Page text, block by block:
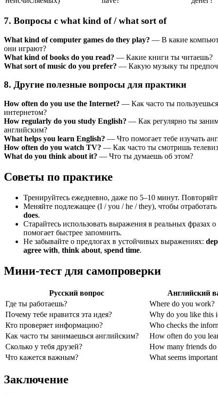
7. Вопросы с what kind of / what sort of
What kind of computer games do they play? — В какие
они играют?
What kind of books do you read? — Какие книги ты читаешь?
What sort of music do you prefer? — Какую музыку ты
8. Другие полезные вопросы для практики
How often do you use the Internet? — Как часто ты пользуешься
интернетом?
How regularly do you study English? — Как регулярно ты
английским?
What helps you learn English? — Что помогает тебе изучать
How often do you watch TV? — Как часто ты смотришь
What do you think about it? — Что ты думаешь об этом?
Советы по практике
Тренируйтесь ежедневно, даже по 5–10 минут.
Меняйте подлежащее (I / you / he / they), чтобы
does.
Старайтесь использовать выражения в реальных фразах
помогает быстрее запомнить.
Не забывайте о предлогах в устойчивых выражениях:
agree with, think about, spend time.
Мини-тест для самопроверки
Русский вопрос
Английский
Где ты работаешь?
Where do you work?
Почему тебе нравится эта идея?
Why do you like this
Кто проверяет информацию?
Who checks the
Как часто ты занимаешься английским?
How often do you
Сколько у тебя друзей?
How many friends do
Что кажется важным?
What seems
Заключение